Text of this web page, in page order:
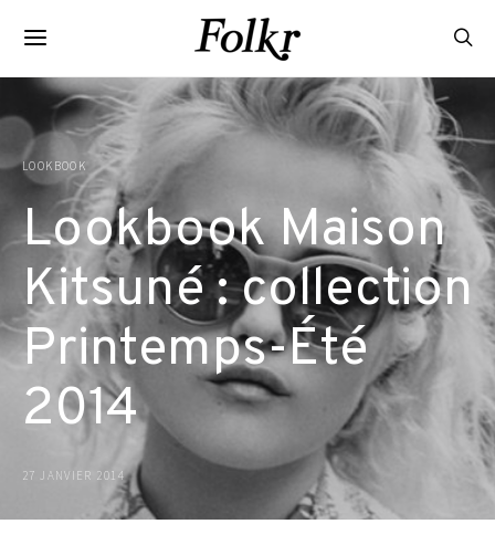
LOOKBOOK
Lookbook Maison
Kitsuné : collection
Printemps-Été
2014
27 JANVIER 2014